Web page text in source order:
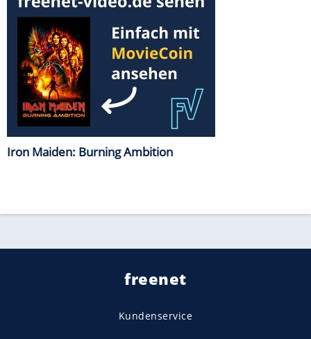
Iron Maiden: Burning Ambition
freenet
Kundenservice